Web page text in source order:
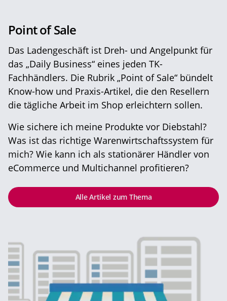
Point of Sale
Das Ladengeschäft ist Dreh- und Angelpunkt für
das „Daily Business“ eines jeden TK-
Fachhändlers. Die Rubrik „Point of Sale“ bündelt
Know-how und Praxis-Artikel, die den Resellern
die tägliche Arbeit im Shop erleichtern sollen.
Wie sichere ich meine Produkte vor Diebstahl?
Was ist das richtige Warenwirtschaftssystem für
mich? Wie kann ich als stationärer Händler von
eCommerce und Multichannel profitieren?
Alle Artikel zum Thema